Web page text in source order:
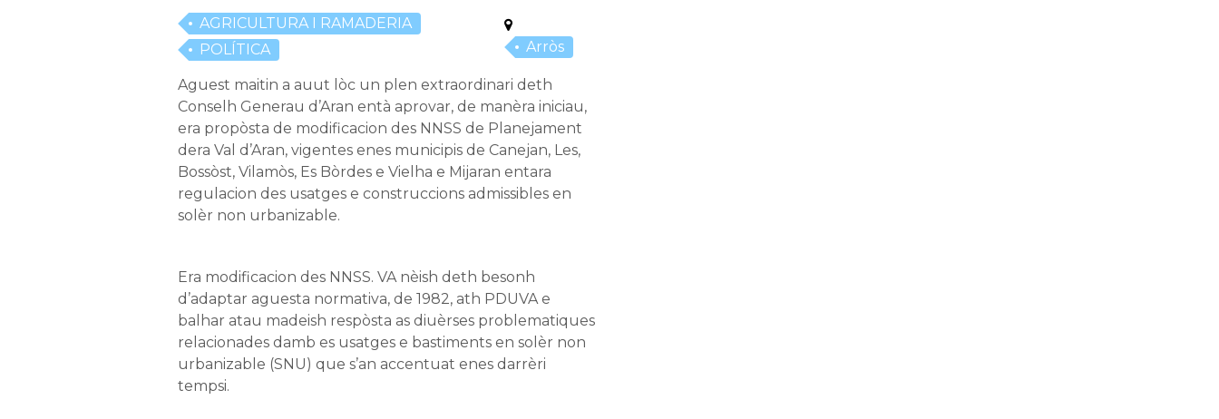
AGRICULTURA I RAMADERIA
POLÍTICA
Arròs
Aguest maitin a auut lòc un plen extraordinari deth
Conselh Generau d’Aran entà aprovar, de manèra iniciau,
era propòsta de modificacion des NNSS de Planejament
dera Val d’Aran, vigentes enes municipis de Canejan, Les,
Bossòst, Vilamòs, Es Bòrdes e Vielha e Mijaran entara
regulacion des usatges e construccions admissibles en
solèr non urbanizable.
Era modificacion des NNSS. VA nèish deth besonh
d’adaptar aguesta normativa, de 1982, ath PDUVA e
balhar atau madeish respòsta as diuèrses problematiques
relacionades damb es usatges e bastiments en solèr non
urbanizable (SNU) que s’an accentuat enes darrèri
tempsi.